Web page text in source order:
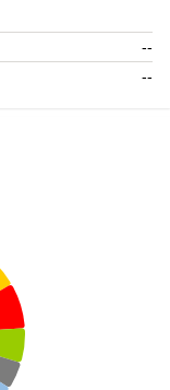
--
--